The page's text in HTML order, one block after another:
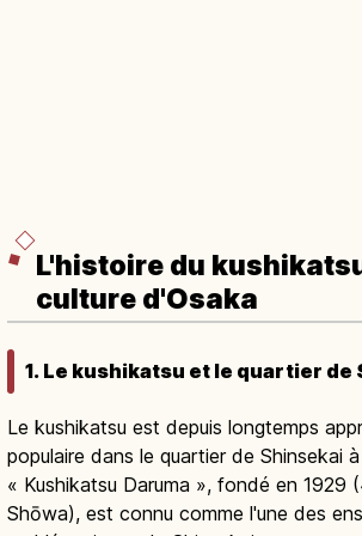
L'histoire du
culture d'Osaka
1. Le kushikatsu et le quartier de
Le kushikatsu est depuis longtemps
populaire dans le quartier de Shinsekai
« Kushikatsu Daruma », fondé en 1929
Shōwa), est connu comme l'une des